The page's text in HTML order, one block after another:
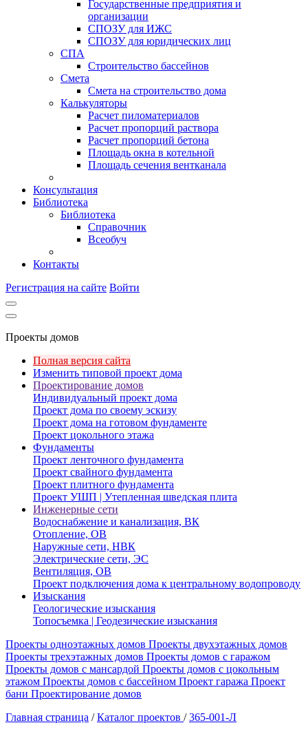
Государственные предприятия и
организации
СПОЗУ для ИЖС
СПОЗУ для юридических лиц
СПА
Строительство бассейнов
Смета
Смета на строительство дома
Калькуляторы
Расчет пиломатериалов
Расчет пропорций раствора
Расчет пропорций бетона
Площадь окна в котельной
Площадь сечения вентканала
Консультация
Библиотека
Библиотека
Справочник
Всеобуч
Контакты
Регистрация на сайте Войти
Проекты домов
Полная версия сайта
Изменить типовой проект дома
Проектирование домов
Индивидуальный проект дома
Проект дома по своему эскизу
Проект дома на готовом фундаменте
Проект цокольного этажа
Фундаменты
Проект ленточного фундамента
Проект свайного фундамента
Проект плитного фундамента
Проект УШП | Утепленная шведская плита
Инженерные сети
Водоснабжение и канализация, ВК
Отопление, ОВ
Наружные сети, НВК
Электрические сети, ЭС
Вентиляция, ОВ
Проект подключения дома к центральному водопроводу
Изыскания
Геологические изыскания
Топосъемка | Геодезические изыскания
Проекты одноэтажных домов Проекты двухэтажных домов
Проекты трехэтажных домов Проекты домов с гаражом
Проекты домов с мансардой Проекты домов с цокольным
этажом Проекты домов с бассейном Проект гаража Проект
бани Проектирование домов
Главная страница / Каталог проектов / 365-001-Л